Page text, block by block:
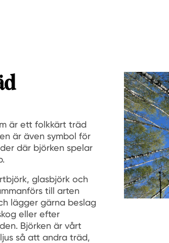
är ett folkkärt träd
är även symbol för
där björken spelar
glasbjörk och
till arten
lägger gärna beslag
eller efter
Björken är vårt
så att andra träd,